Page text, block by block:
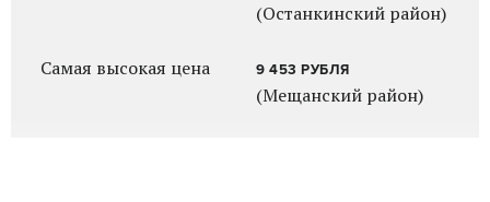
(Останкинский район)
Самая высокая цена 9 453 РУБЛЯ
(Мещанский район)